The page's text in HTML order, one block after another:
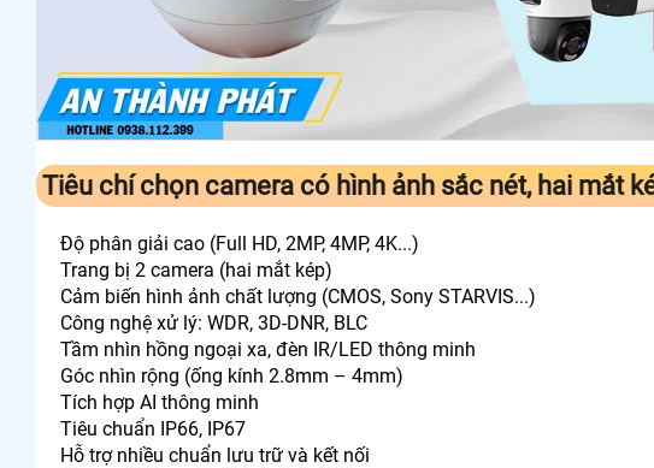
Tiêu chí chọn camera có hình ảnh sắc nét, hai mắt
Độ phân giải cao (Full HD, 2MP, 4MP, 4K...)
Trang bị 2 camera (hai mắt kép)
Cảm biến hình ảnh chất lượng (CMOS, Sony STARVIS...)
Công nghệ xử lý: WDR, 3D-DNR, BLC
Tầm nhìn hồng ngoại xa, đèn IR/LED thông minh
Góc nhìn rộng (ống kính 2.8mm – 4mm)
Tích hợp AI thông minh
Tiêu chuẩn IP66, IP67
Hỗ trợ nhiều chuẩn lưu trữ và kết nối